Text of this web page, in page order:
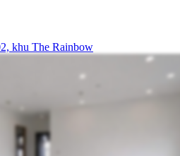
khu The Rainbow